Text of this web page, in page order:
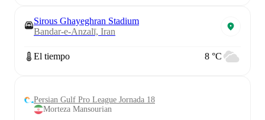
Sirous Ghayeghran Stadium
Bandar-e-Anzalī, Iran
El tiempo 8 °C
Persian Gulf Pro League Jornada 18
Morteza Mansourian